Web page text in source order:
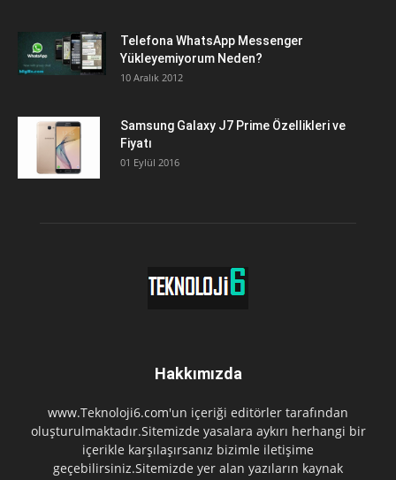
Telefona WhatsApp Messenger
Yükleyemiyorum Neden?
10 Aralık 2012
Samsung Galaxy J7 Prime Özellikleri ve
Fiyatı
01 Eylül 2016
Hakkımızda
www.Teknoloji6.com'un içeriği editörler tarafından
oluşturulmaktadır.Sitemizde yasalara aykırı herhangi bir
içerikle karşılaşırsanız bizimle iletişime
geçebilirsiniz.Sitemizde yer alan yazıların kaynak